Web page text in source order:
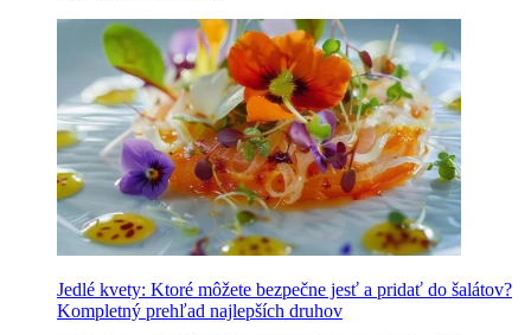
Jedlé kvety: Ktoré môžete bezpečne jesť a pridať do šalátov?
Kompletný prehľad najlepších druhov